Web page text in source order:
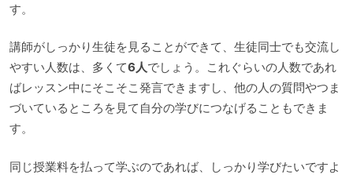
す。
講師がしっかり生徒を見ることができて、生徒同士でも交流し
やすい人数は、多くて6人でしょう。これぐらいの人数であれ
ばレッスン中にそこそこ発言できますし、他の人の質問やつま
づいているところを見て自分の学びにつなげることもできま
す。
同じ授業料を払って学ぶのであれば、しっかり学びたいですよ